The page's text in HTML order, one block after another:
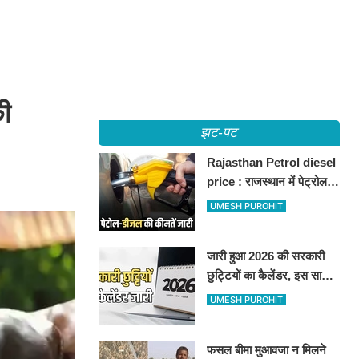
झट-पट
Rajasthan Petrol diesel
price : राजस्थान में पेट्रोल-
डीजल की कीमतें जारी, जानिए
UMESH PUROHIT
जारी हुआ 2026 की सरकारी
छुट्टियों का कैलेंडर, इस साल
कई बार मिलेगा लगातार
UMESH PUROHIT
फसल बीमा मुआवजा न मिलने